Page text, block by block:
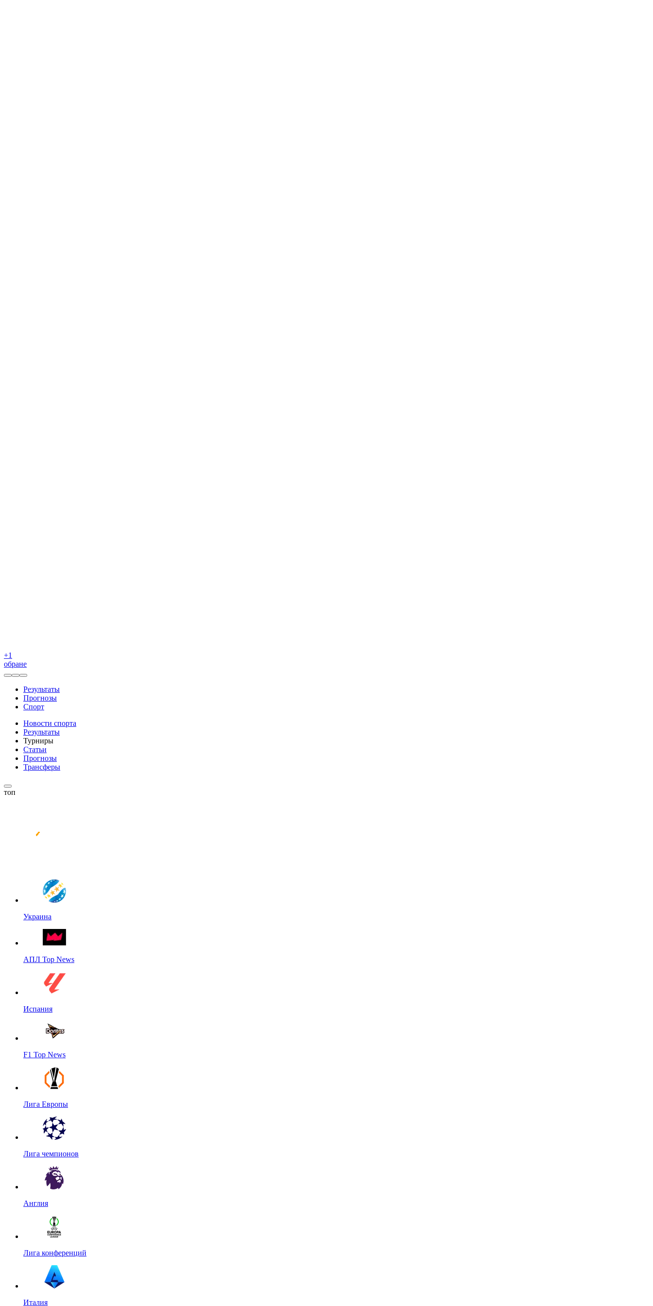
+1
обране
Результаты
Прогнозы
Спорт
Новости спорта
Результаты
Турниры
Статьи
Прогнозы
Трансферы
топ
Украина
АПЛ Top News
Испания
F1 Top News
Лига Европы
Лига чемпионов
Англия
Лига конференций
Италия